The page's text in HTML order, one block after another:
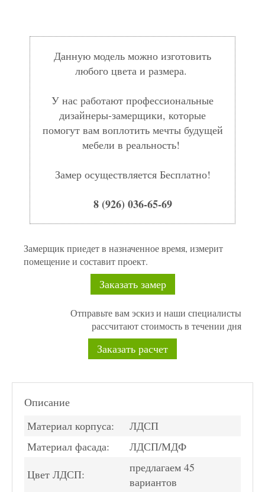
Данную модель можно изготовить
любого цвета и размера.
У нас работают профессиональные
дизайнеры-замерщики, которые
помогут вам воплотить мечты будущей
мебели в реальность!
Замер осуществляется Бесплатно!
8 (926) 036-65-69
Замерщик приедет в назначенное время, измерит
помещение и составит проект.
Заказать замер
Отправьте вам эскиз и наши специалисты
рассчитают стоимость в течении дня
Заказать расчет
Описание
Материал корпуса:
ЛДСП
Материал фасада:
ЛДСП/МДФ
Цвет ЛДСП:
предлагаем 45
вариантов